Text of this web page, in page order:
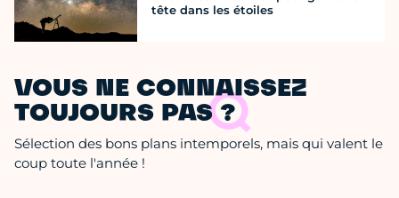
tête dans les étoiles
VOUS NE CONNAISSEZ
TOUJOURS PAS ?
Sélection des bons plans intemporels, mais qui valent le
coup toute l'année !